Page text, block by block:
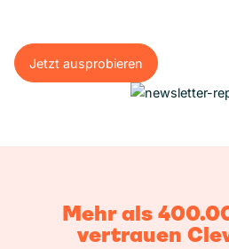
Jetzt ausprobieren
Jetzt ausprobieren
Mehr als
vertrauen